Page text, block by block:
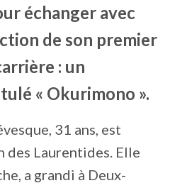
échanger avec
de son premier
: un
« Okurimono ».
31 ans, est
des Laurentides. Elle
a grandi à Deux-